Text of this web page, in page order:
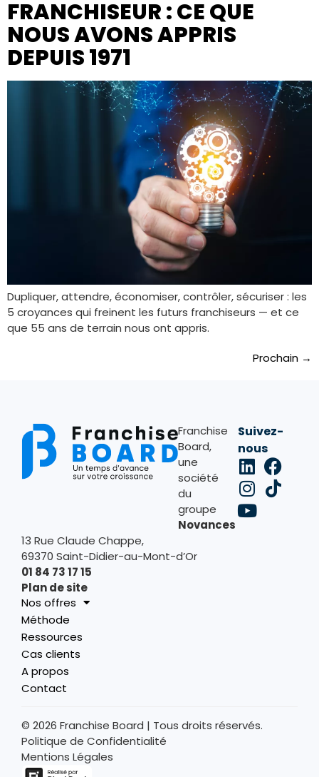
FRANCHISEUR : CE QUE
NOUS AVONS APPRIS
DEPUIS 1971
Dupliquer, attendre, économiser, contrôler, sécuriser : les
5 croyances qui freinent les futurs franchiseurs — et ce
que 55 ans de terrain nous ont appris.
Prochain →
Franchise
Board,
une
société
du
groupe
Novances
Suivez-
nous
13 Rue Claude Chappe,
69370 Saint-Didier-au-Mont-d’Or
01 84 73 17 15
Plan de site
Nos offres
Méthode
Ressources
Cas clients
A propos
Contact
© 2026 Franchise Board | Tous droits réservés.
Politique de Confidentialité
Mentions Légales